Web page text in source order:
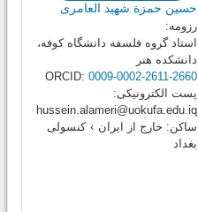
حسین حمزة شهید العامری
رزومه:
استاد گروه فلسفه دانشگاه کوفه،
دانشکده هنر
ORCID: 0009-0002-2611-2660
پست الکترونیکی:
hussein.alameri@uokufa.edu.iq
ساکن: خارج از ایران › کنسولی
بغداد